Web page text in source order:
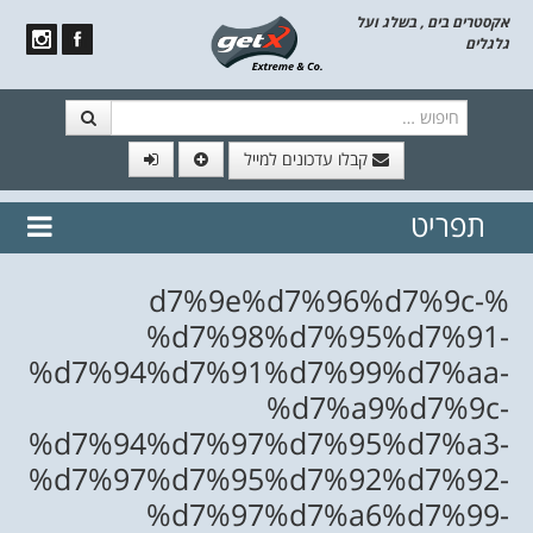
אקסטרים בים , בשלג ועל
גלגלים
קבלו עדכונים למייל
// הצטרף לרשימת תפוצה!
נשמח
תפריט
%d7%9e%d7%96%d7%9c-
%d7%98%d7%95%d7%91-
%d7%94%d7%91%d7%99%d7%aa-
%d7%a9%d7%9c-
%d7%94%d7%97%d7%95%d7%a3-
%d7%97%d7%95%d7%92%d7%92-
%d7%97%d7%a6%d7%99-